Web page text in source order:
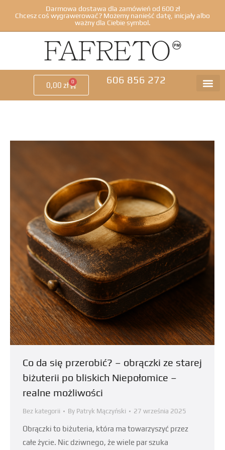
Darmowa dostawa dla zamówień od 600 zł
Chcesz coś wygrawerować? Możemy nanieść datę, inicjały albo
ważny dla Ciebie symbol.
0,00 zł 0 606 856 272
Co da się przerobić? – obrączki ze starej
biżuterii po bliskich Niepołomice –
realne możliwości
Bez kategorii By Patryk Mączyński 27 września 2025
Obrączki to biżuteria, która ma towarzyszyć przez
całe życie. Nic dziwnego, że wiele par szuka